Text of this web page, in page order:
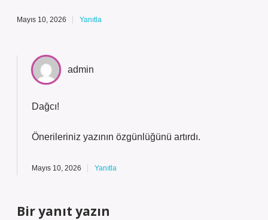
Mayıs 10, 2026 Yanıtla
admin
Dağcı!
Önerileriniz yazının özgünlüğünü artırdı.
Mayıs 10, 2026 Yanıtla
Bir yanıt yazın